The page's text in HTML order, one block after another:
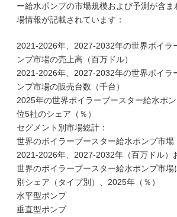
ー給水ポンプの市場規模および予測が含
場情報が記載されています：
2021-2026年、2027-2032年の世界ボイラ
ンプ市場の売上高（百万ドル）
2021-2026年、2027-2032年の世界ボイラ
ンプ市場の販売台数（千台）
2025年の世界ボイラーブースター給水ポ
位5社のシェア（％）
セグメント別市場総計：
世界のボイラーブースター給水ポンプ市場
2021-2026年、2027-2032年（百万ドル）
世界のボイラーブースター給水ポンプ市場
別シェア（タイプ別）、2025年（％）
水平型ポンプ
垂直型ポンプ